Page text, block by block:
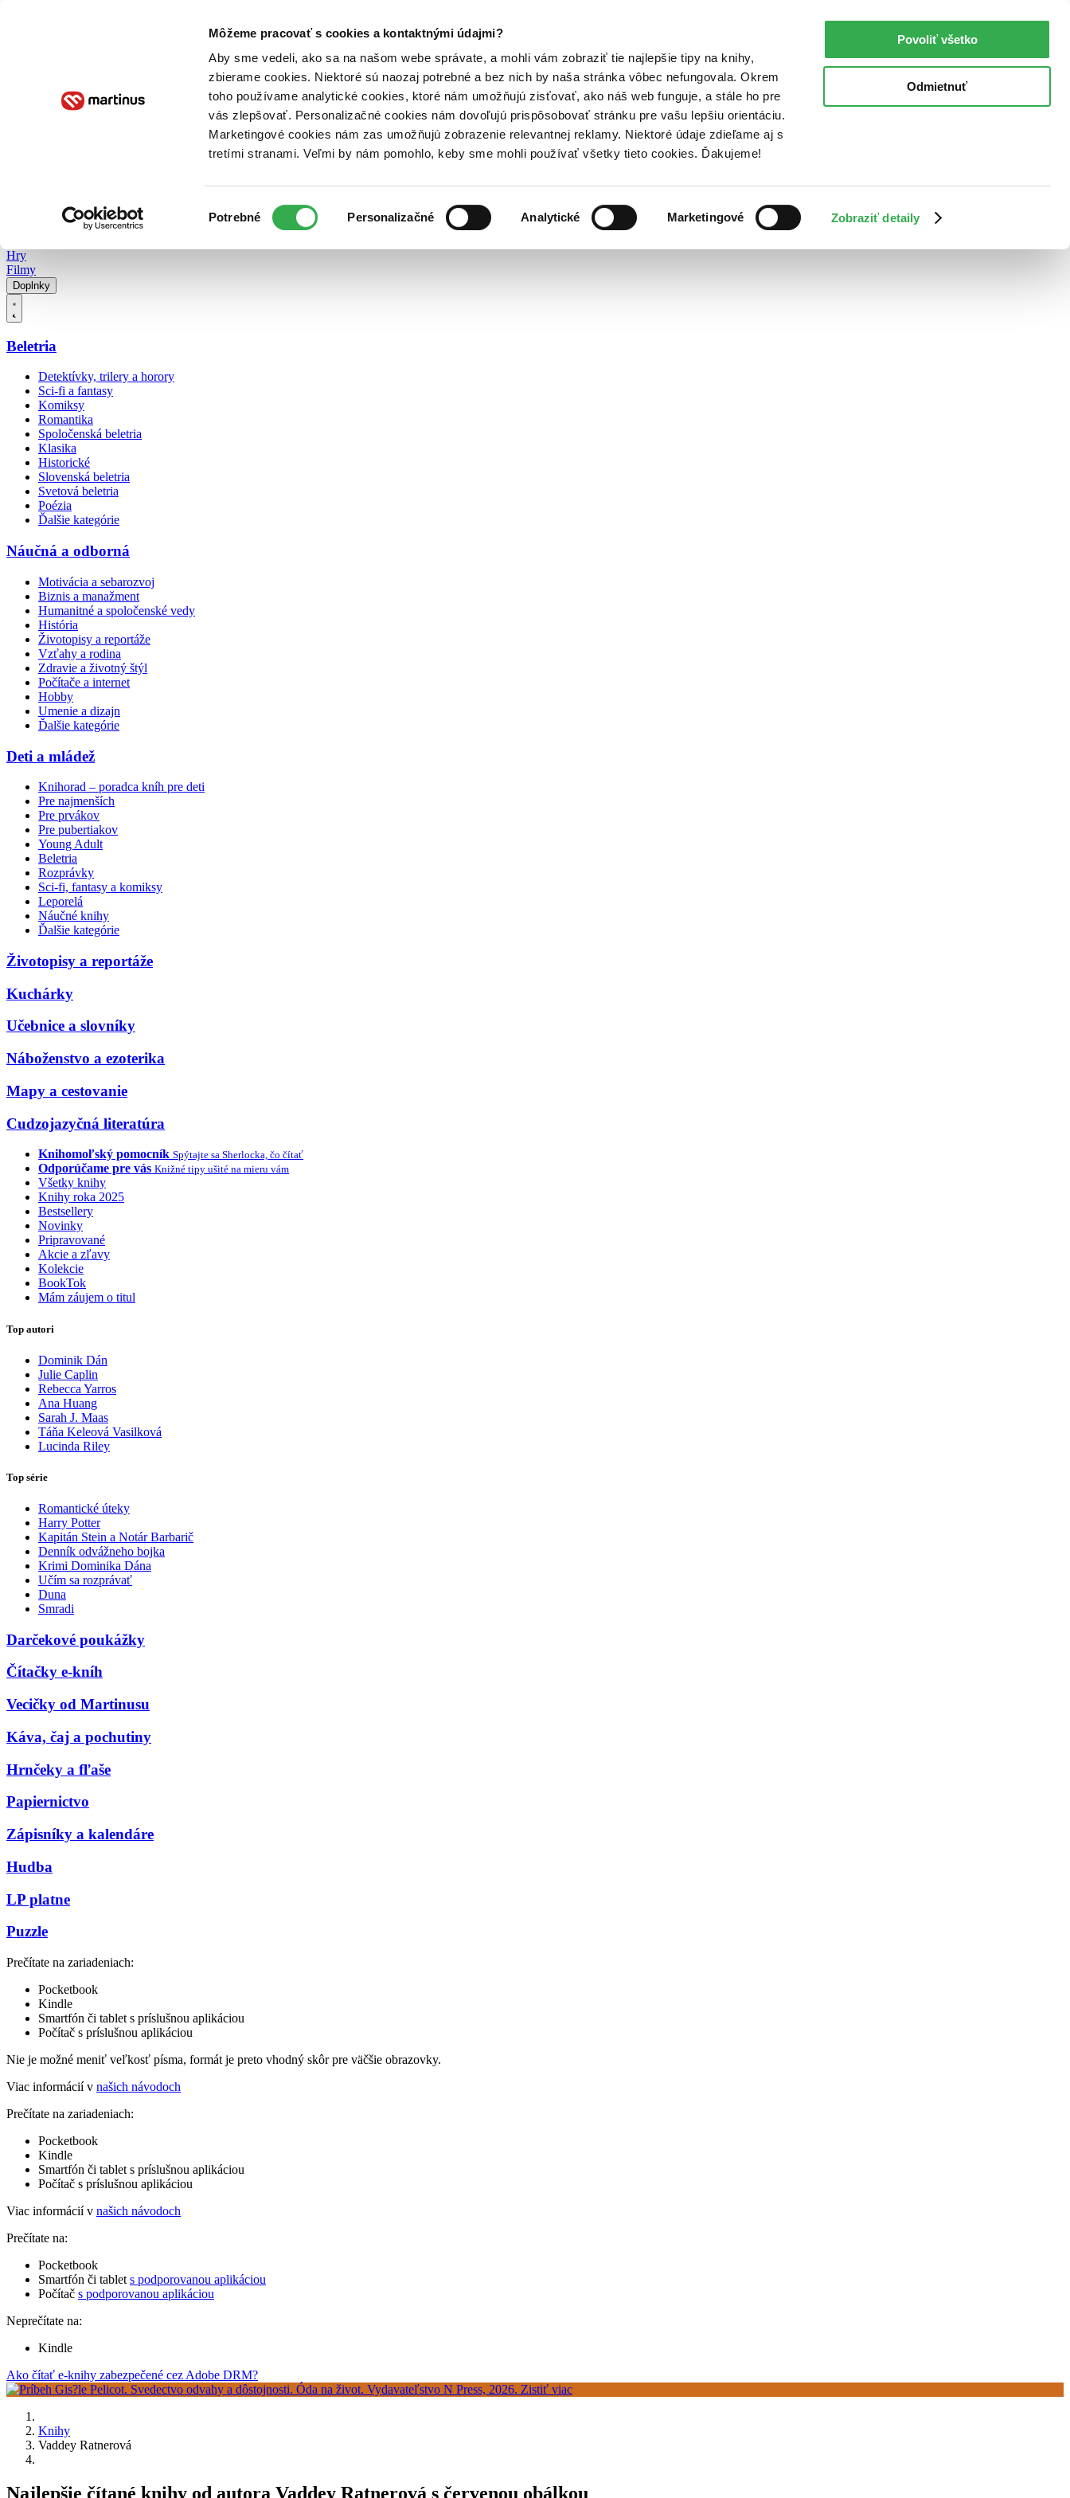
Môžeme pracovať s cookies a kontaktnými údajmi?
Aby sme vedeli, ako sa na našom webe správate, a mohli vám zobraziť tie najlepšie tipy na knihy,
zbierame cookies. Niektoré sú naozaj potrebné a bez nich by naša stránka vôbec nefungovala. Okrem
toho používame analytické cookies, ktoré nám umožňujú zisťovať, ako náš web funguje, a stále ho pre
vás zlepšovať. Personalizačné cookies nám dovoľujú prispôsobovať stránku pre vašu lepšiu orientáciu.
Marketingové cookies nám zas umožňujú zobrazenie relevantnej reklamy. Niektoré údaje zdieľame aj s
tretími stranami. Veľmi by nám pomohlo, keby sme mohli používať všetky tieto cookies. Ďakujeme!
súhlasu
Potrebné Personalizačné Analytické Marketingové Zobraziť detaily
Povoliť všetko
Odmietnuť
Poukážky Kontakt
Hry
Filmy
Doplnky
Beletria
Detektívky, trilery a horory
Sci-fi a fantasy
Komiksy
Romantika
Spoločenská beletria
Klasika
Historické
Slovenská beletria
Svetová beletria
Poézia
Ďalšie kategórie
Náučná a odborná
Motivácia a sebarozvoj
Biznis a manažment
Humanitné a spoločenské vedy
História
Životopisy a reportáže
Vzťahy a rodina
Zdravie a životný štýl
Počítače a internet
Hobby
Umenie a dizajn
Ďalšie kategórie
Deti a mládež
Knihorad – poradca kníh pre deti
Pre najmenších
Pre prvákov
Pre pubertiakov
Young Adult
Beletria
Rozprávky
Sci-fi, fantasy a komiksy
Leporelá
Náučné knihy
Ďalšie kategórie
Životopisy a reportáže
Kuchárky
Učebnice a slovníky
Náboženstvo a ezoterika
Mapy a cestovanie
Cudzojazyčná literatúra
Knihomoľský pomocník Spýtajte sa Sherlocka, čo čítať
Odporúčame pre vás Knižné tipy ušité na mieru vám
Všetky knihy
Knihy roka 2025
Bestsellery
Novinky
Pripravované
Akcie a zľavy
Kolekcie
BookTok
Mám záujem o titul
Top autori
Dominik Dán
Julie Caplin
Rebecca Yarros
Ana Huang
Sarah J. Maas
Táňa Keleová Vasilková
Lucinda Riley
Top série
Romantické úteky
Harry Potter
Kapitán Stein a Notár Barbarič
Denník odvážneho bojka
Krimi Dominika Dána
Učím sa rozprávať
Duna
Smradi
Darčekové poukážky
Čítačky e-kníh
Vecičky od Martinusu
Káva, čaj a pochutiny
Hrnčeky a fľaše
Papiernictvo
Zápisníky a kalendáre
Hudba
LP platne
Puzzle
Prečítate na zariadeniach:
Pocketbook
Kindle
Smartfón či tablet s príslušnou aplikáciou
Počítač s príslušnou aplikáciou
Nie je možné meniť veľkosť písma, formát je preto vhodný skôr pre väčšie obrazovky.
Viac informácií v našich návodoch
Prečítate na zariadeniach:
Pocketbook
Kindle
Smartfón či tablet s príslušnou aplikáciou
Počítač s príslušnou aplikáciou
Viac informácií v našich návodoch
Prečítate na:
Pocketbook
Smartfón či tablet s podporovanou aplikáciou
Počítač s podporovanou aplikáciou
Neprečítate na:
Kindle
Ako čítať e-knihy zabezpečené cez Adobe DRM?
Knihy
Vaddey Ratnerová
Najlepšie čítané knihy od autora Vaddey Ratnerová s červenou obálkou